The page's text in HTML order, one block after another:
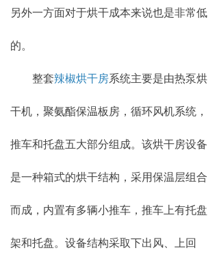
另外一方面对于烘干成本来说也是非常低
的。
整套辣椒烘干房系统主要是由热泵烘
干机，聚氨酯保温板房，循环风机系统，
推车和托盘五大部分组成。该烘干房设备
是一种箱式的烘干结构，采用保温层组合
而成，内置有多辆小推车，推车上有托盘
架和托盘。设备结构采取下出风、上回